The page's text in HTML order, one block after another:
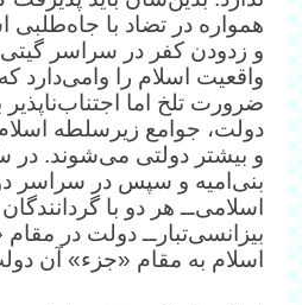
همواره در تضاد با جاه‌طلبی
و زدودن کفر در سراسر گیتی
واقعیت اسلام را وامی‌دارد
ضرورت تلخ اما اجتناب‌ناپذیر
دولت، جوامع زیرسلطه
و بیشتر دولتی می‌شوند. در
بنی‌امیه و سپس در سراسر
اسلامی‌ــ هر دو با
بیزانسی‌تبارــ دولت در
اسلام به مقام «جزء» آن